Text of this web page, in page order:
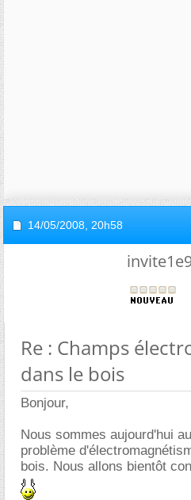
14/05/2008, 20h58
Re : Champs
dans le bois
Bonjour,
Nous sommes aujourd'hui
problème
bois. Nous allons bientôt